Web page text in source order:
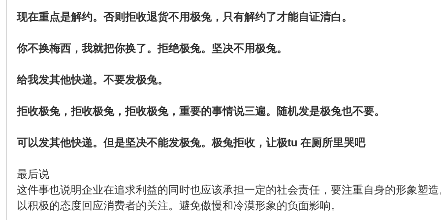
现在重点是解约。否则拒收退货不用极兔，只有解约了才能自证清白。
你不换梅西，我就把你换了。拒绝极兔。坚决不用极兔。
给我发其他快递。不要发极兔。
拒收极兔，拒收极兔，拒收极兔，重要的事情说三遍。随机发是极兔也不要。
可以发其他快递。但是坚决不能发极兔。极兔拒收，让极tu 在厕所里哭吧
最后说
这件事也说明企业在追求利益的同时也应该承担一定的社会责任，要注重自身的形象塑
以积极的态度回应消费者的关注。避免傲慢和冷漠形象的负面影响。